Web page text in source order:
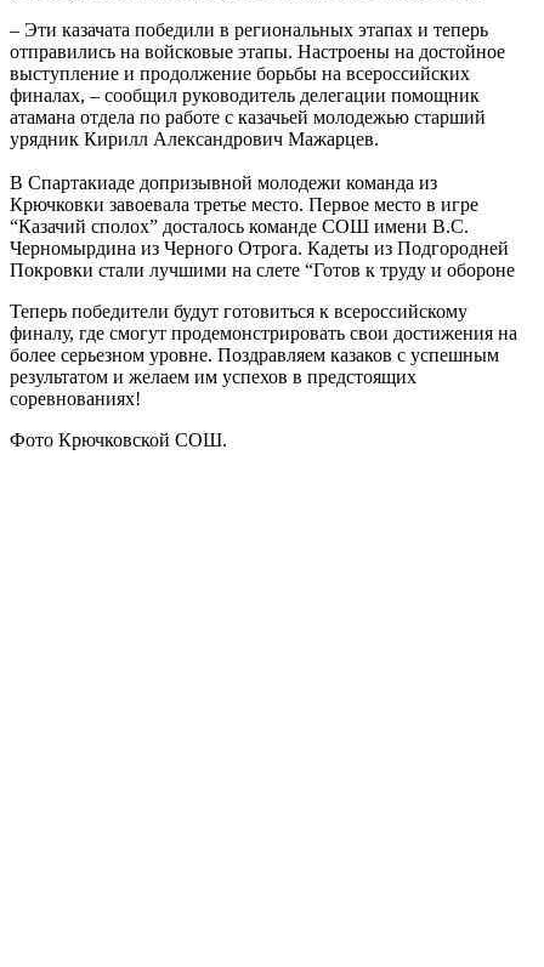
– Эти казачата победили в региональных этапах и теперь
отправились на войсковые этапы. Настроены на достойное
выступление и продолжение борьбы на всероссийских
финалах, – сообщил руководитель делегации помощник
атамана отдела по работе с казачьей молодежью старший
урядник Кирилл Александрович Мажарцев.
В Спартакиаде допризывной молодежи команда из
Крючковки завоевала третье место. Первое место в игре
“Казачий сполох” досталось команде СОШ имени В.С.
Черномырдина из Черного Отрога. Кадеты из Подгородней
Покровки стали лучшими на слете “Готов к труду и обороне
Теперь победители будут готовиться к всероссийскому
финалу, где смогут продемонстрировать свои достижения на
более серьезном уровне. Поздравляем казаков с успешным
результатом и желаем им успехов в предстоящих
соревнованиях!
Фото Крючковской СОШ.